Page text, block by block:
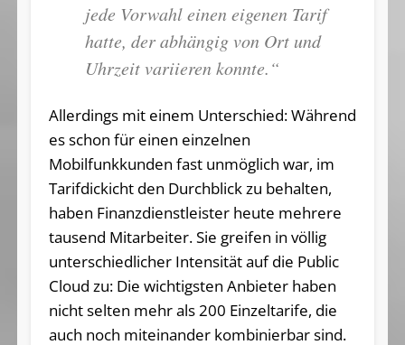
je­de Vor­wahl ei­nen ei­ge­nen Ta­rif
hat­te, der ab­hän­gig von Ort und
Uhr­zeit va­ri­ie­ren konnte.“
Allerdings mit einem Unterschied: Während
es schon für einen einzelnen
Mobilfunkkunden fast unmöglich war, im
Tarifdickicht den Durchblick zu behalten,
haben Finanzdienstleister heute mehrere
tausend Mitarbeiter. Sie greifen in völlig
unterschiedlicher Intensität auf die Public
Cloud zu: Die wichtigsten Anbieter haben
nicht selten mehr als 200 Einzeltarife, die
auch noch miteinander kombinierbar sind.